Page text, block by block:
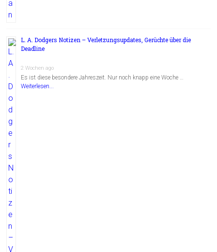
L. A. Dodgers Notizen – Verletzungsupdates, Gerüchte über die
Deadline
2 Wochen ago
Es ist diese besondere Jahreszeit. Nur noch knapp eine Woche …
Weiterlesen...